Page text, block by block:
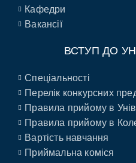
Кафедри
Вакансії
ВСТУП ДО
Спеціальності
Перелік конкурсних
Правила прийому в
Правила прийому в
Вартість навчання
Приймальна коміся